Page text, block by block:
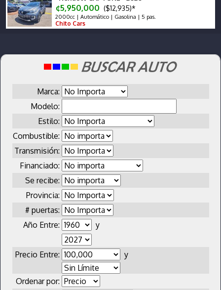
¢5,950,000 ($12,935)*
2000cc | Automático | Gasolina | 5 pas.
Chito Cars
Marca:
Modelo:
Estilo:
Combustible:
Transmisión:
Financiado:
Se recibe:
Provincia:
# puertas:
Año Entre:
y
Precio Entre: y
Ordenar por: